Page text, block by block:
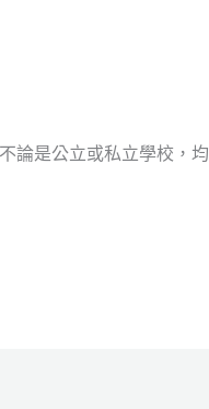
論是公立或私立學校，均